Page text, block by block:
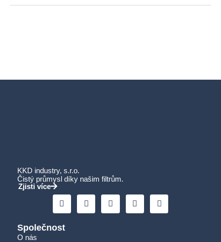
KKD industry, s.r.o.
Čistý průmysl díky našim filtrům.
Zjisti více
Společnost
O nás